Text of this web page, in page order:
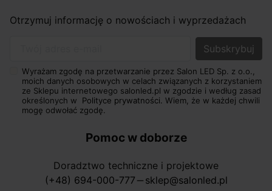
Otrzymuj informację o nowościach i wyprzedażach
Wyrażam zgodę na przetwarzanie przez Salon LED Sp. z o.o.,
moich danych osobowych w celach związanych z korzystaniem
ze Sklepu internetowego salonled.pl w zgodzie i według zasad
określonych w Polityce prywatności. Wiem, że w każdej chwili
mogę odwołać zgodę.
Pomoc w doborze
Doradztwo techniczne i projektowe
(+48) 694-000-777 horizontal_rule sklep@salonled.pl